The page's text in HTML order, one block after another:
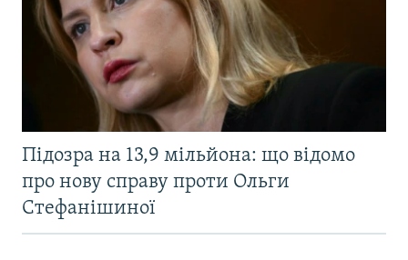
Підозра на 13,9 мільйона: що відомо
про нову справу проти Ольги
Стефанішиної